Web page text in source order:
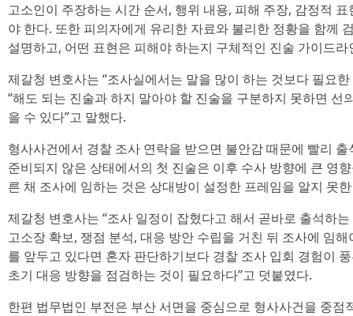
고소인이 주장하는 시간 순서, 행위 내용, 피해 주장, 감정적
야 한다. 또한 피의자에게 유리한 자료와 불리한 정황을 함께
설명하고, 어떤 표현은 피해야 하는지 구체적인 진술 가이드
제갈청 변호사는 “조사실에서는 말을 많이 하는 것보다 필요
“해도 되는 진술과 하지 말아야 할 진술을 구분하지 못하면 선
을 수 있다”고 말했다.
형사사건에서 경찰 조사 연락을 받으면 불안감 때문에 빨리
준비되지 않은 상태에서의 첫 진술은 이후 수사 방향에 큰 영
른 채 조사에 임하는 것은 상대방이 설정한 프레임을 알지 못
제갈청 변호사는 “조사 일정이 잡혔다고 해서 곧바로 출석하
고소장 확보, 쟁점 분석, 대응 방안 수립을 거친 뒤 조사에 임
를 앞두고 있다면 혼자 판단하기보다 경찰 조사 입회 경험이
초기 대응 방향을 점검하는 것이 필요하다”고 덧붙였다.
한편 법무법인 부전은 부산 서면을 중심으로 형사사건을 중점